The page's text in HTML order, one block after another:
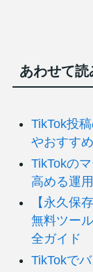
あわせて
TikTok投
やおすす
TikTokの
高める運
【永久保
無料ツー
全ガイド
TikTokで